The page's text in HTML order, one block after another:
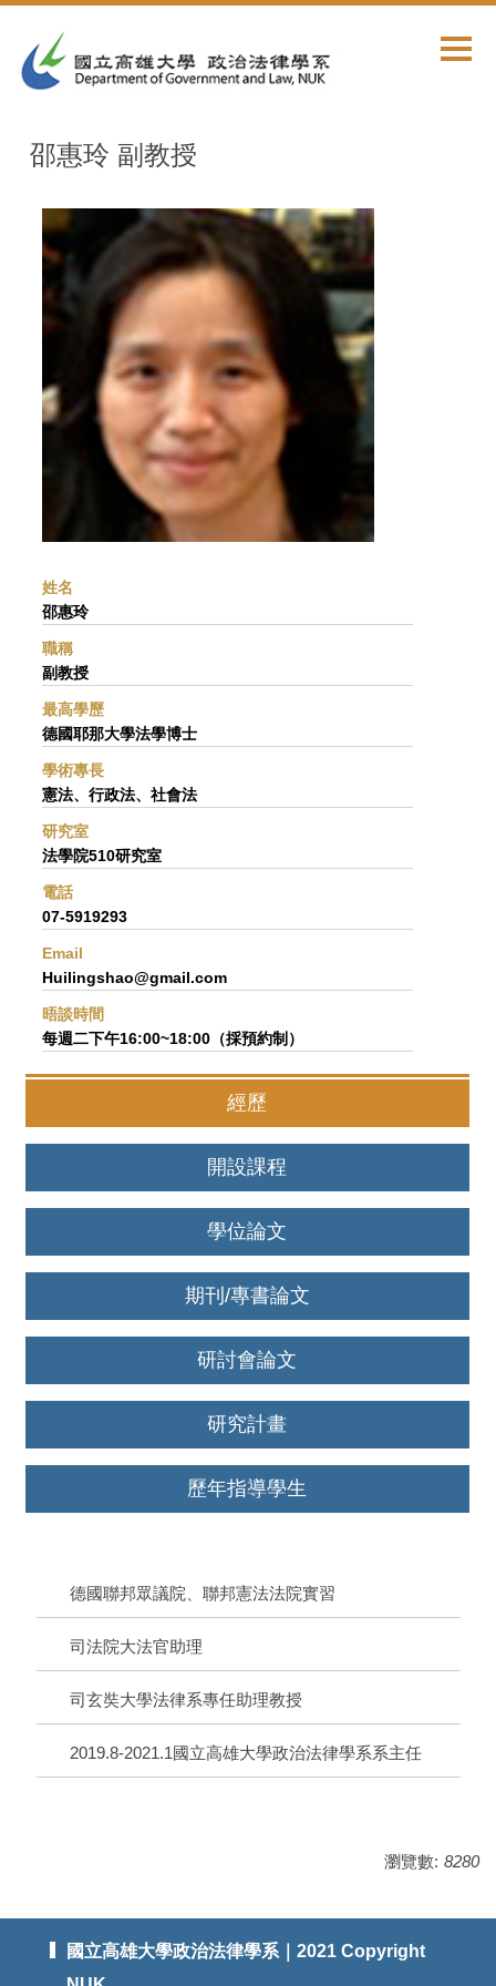
主
邵惠玲 副教授
姓名
邵惠玲
職稱
副教授
最高學歷
德國耶那大學法學博士
學術專長
憲法、行政法、社會法
研究室
法學院510研究室
電話
07-5919293
Email
Huilingshao@gmail.com
晤談時間
每週二下午16:00~18:00（採預約制）
經歷
開設課程
學位論文
期刊/專書論文
研討會論文
研究計畫
歷年指導學生
德國聯邦眾議院、聯邦憲法法院實習
司法院大法官助理
司玄奘大學法律系專任助理教授
2019.8-2021.1國立高雄大學政治法律學系系主任
瀏覽數: 8280
國立高雄大學政治法律學系｜2021 Copyright